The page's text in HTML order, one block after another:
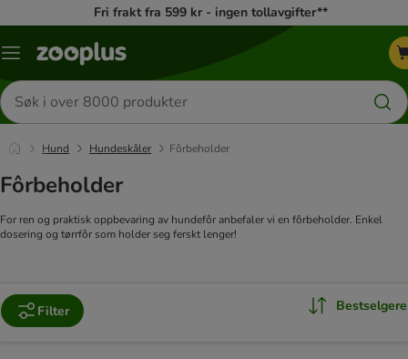
Fri frakt fra 599 kr - ingen tollavgifter**
Katalogmeny
Søk
etter
produkter
Hund Hundeskåler Fôrbeholder
Fôrbeholder
For ren og praktisk oppbevaring av hundefôr anbefaler vi en fôrbeholder. Enkel
dosering og tørrfôr som holder seg ferskt lenger!
Filter Bestselgere